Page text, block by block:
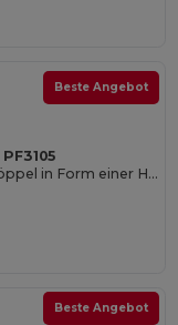
Beste Angebot
REVEL Zweifarbiger Klöppel in Form einer Hand mit Griff
Beste Angebot